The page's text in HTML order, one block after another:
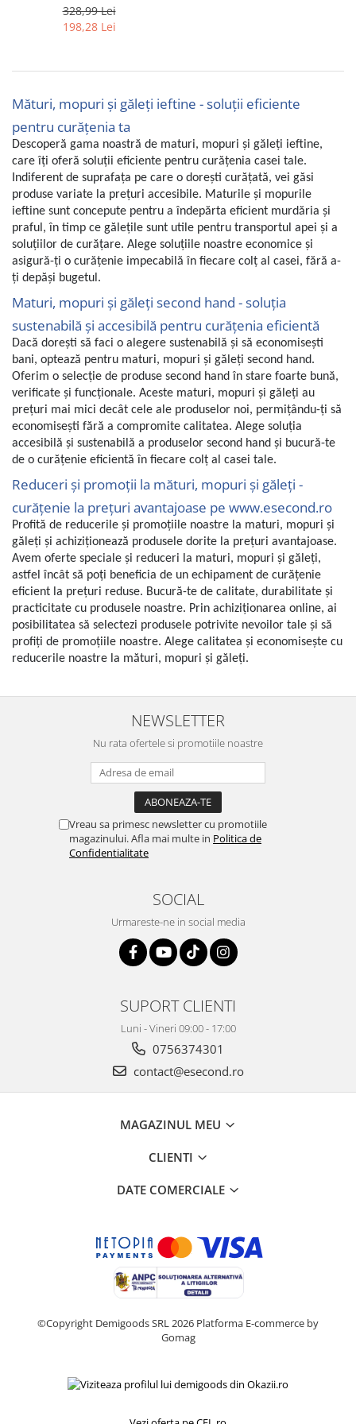
Uscatoare rufe
Laptopuri si Accesorii
Telefoane Mobile & accesorii
Wearable & Gadgeturi
Electrocasnice & Climatizare
Accesorii si piese masini spalat
rufe si uscatoare
Accesorii si piese masini spalat
vase
Aparate Frigorifice
Aparate Racire Aer
Aragaze si cuptoare cu microunde
Climatizare & sisteme de incalzire
Electrocasnice pentru Bucatarie
Fiare de calcat si masini de cusut
Ingrijire Locuinta
Purificatoare de aer
Fashion
Bijuterii
Ceasuri dama
Cutii, curele si accesorii ceasuri
Genti si accesorii barbati
Genti si accesorii femei
Imbracaminte barbati
Imbracaminte femei
Imbracaminte si Incaltaminte copii
Incaltaminte barbati
Incaltaminte femei
Ochelari de vedere
Gaming, Carti & Birotica
Birotica & Papetarie
Console, Jocuri & Accesorii
Ingrijire personala & Cosmetice
Accesorii aparate de ras electrice
Accesorii aparate hair styling
Aparate & Accesorii ingrijire
Cosmetice si produse ingrijire
Jucarii si Jocuri
Accesorii animale de companie
Mobila si transport animale de
Zgarzi, lese si hamuri
PC, Periferice & Software
Componente PC
Consumabile
Power, ANS-8050 - RESIGILAT
328,99 Lei
198,28 Lei
Mături, mopuri și găleți ieftine - soluții eficiente
pentru curățenia ta
Descoperă gama noastră de maturi, mopuri și găleți ieftine,
care îți oferă soluții eficiente pentru curățenia casei tale.
Indiferent de suprafața pe care o dorești curățată, vei găsi
produse variate la prețuri accesibile. Maturile și mopurile
ieftine sunt concepute pentru a îndepărta eficient murdăria și
praful, în timp ce gălețile sunt utile pentru transportul apei și a
soluțiilor de curățare. Alege soluțiile noastre economice și
asigură-ți o curățenie impecabilă în fiecare colț al casei, fără a-
ți depăși bugetul.
Maturi, mopuri și găleți second hand - soluția
sustenabilă și accesibilă pentru curățenia eficientă
Dacă dorești să faci o alegere sustenabilă și să economisești
bani, optează pentru maturi, mopuri și găleți second hand.
Oferim o selecție de produse second hand în stare foarte bună,
verificate și funcționale. Aceste maturi, mopuri și găleți au
prețuri mai mici decât cele ale produselor noi, permițându-ți să
economisești fără a compromite calitatea. Alege soluția
accesibilă și sustenabilă a produselor second hand și bucură-te
de o curățenie eficientă în fiecare colț al casei tale.
Reduceri și promoții la mături, mopuri și găleți -
curățenie la prețuri avantajoase pe www.esecond.ro
Profită de reducerile și promoțiile noastre la maturi, mopuri și
găleți și achiziționează produsele dorite la prețuri avantajoase.
Avem oferte speciale și reduceri la maturi, mopuri și găleți,
astfel încât să poți beneficia de un echipament de curățenie
eficient la prețuri reduse. Bucură-te de calitate, durabilitate și
practicitate cu produsele noastre. Prin achiziționarea online, ai
posibilitatea să selectezi produsele potrivite nevoilor tale și să
profiți de promoțiile noastre. Alege calitatea și economisește cu
reducerile noastre la mături, mopuri și găleți.
NEWSLETTER
Nu rata ofertele si promotiile noastre
Vreau sa primesc newsletter cu promotiile
magazinului. Afla mai multe in Politica de
Confidentialitate
SOCIAL
Urmareste-ne in social media
SUPORT CLIENTI
Luni - Vineri 09:00 - 17:00
0756374301
contact@esecond.ro
MAGAZINUL MEU
CLIENTI
DATE COMERCIALE
©Copyright Demigoods SRL 2026 Platforma E-commerce by
Gomag